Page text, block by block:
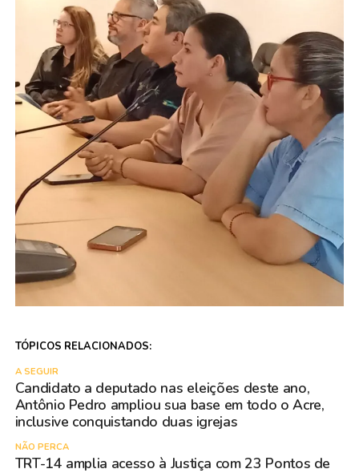
TÓPICOS RELACIONADOS:
A SEGUIR
Candidato a deputado nas eleições deste ano,
Antônio Pedro ampliou sua base em todo o Acre,
inclusive conquistando duas igrejas
NÃO PERCA
TRT-14 amplia acesso à Justiça com 23 Pontos de